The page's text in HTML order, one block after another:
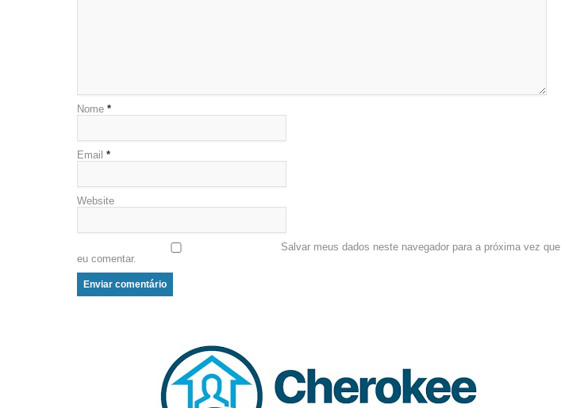
Nome *
Email *
Website
Salvar meus dados neste navegador para a próxima vez que
eu comentar.